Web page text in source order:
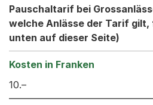
Pauschaltarif bei
welche Anlässe der Tarif gilt,
unten auf dieser Seite)
10.–